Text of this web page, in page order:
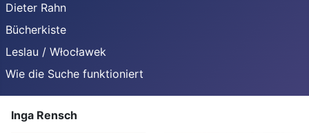
Dieter Rahn
Bücherkiste
Leslau / Włocławek
Wie die Suche funktioniert
Inga Rensch